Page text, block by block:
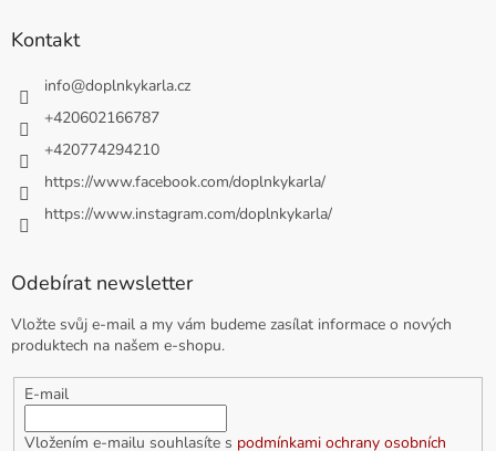
Kontakt
info@doplnkykarla.cz
+420602166787
+420774294210
https://www.facebook.com/doplnkykarla/
https://www.instagram.com/doplnkykarla/
Odebírat newsletter
Vložte svůj e-mail a my vám budeme zasílat informace o nových
produktech na našem e-shopu.
E-mail
Vložením e-mailu souhlasíte s podmínkami ochrany osobních